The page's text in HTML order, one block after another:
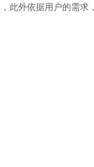
外依据用户的需求